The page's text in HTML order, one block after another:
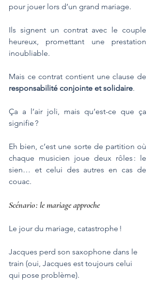
pour jouer lors d’un grand mariage.
Ils signent un contrat avec le couple
heureux, promettant une prestation
inoubliable.
responsabilité conjointe et solidaire.
Ça a l’air joli, mais qu’est-ce que ça
signifie ?
Eh bien, c’est une sorte de partition où
chaque musicien joue deux rôles : le
sien… et celui des autres en cas de
couac.
Scénario : le mariage approche
Le jour du mariage, catastrophe !
Jacques perd son saxophone dans le
train (oui, Jacques est toujours celui
qui pose problème).